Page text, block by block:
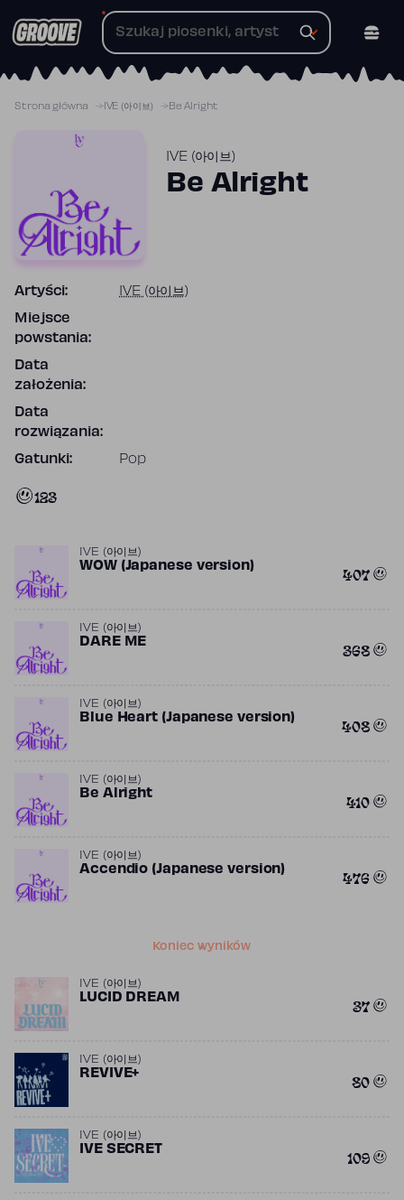
do
Strona główna IVE (아이브) Be Alright
IVE (아이브)
Be Alright
Artyści: IVE (아이브)
Miejsce
powstania:
Data
założenia:
Data
rozwiązania:
Gatunki: Pop
123
IVE (아이브)
WOW (Japanese version) 407
IVE (아이브)
DARE ME 368
IVE (아이브)
Blue Heart (Japanese version) 408
IVE (아이브)
Be Alright 410
IVE (아이브)
Accendio (Japanese version) 476
Koniec wyników
IVE (아이브)
LUCID DREAM 37
IVE (아이브)
REVIVE+ 80
IVE (아이브)
IVE SECRET 109